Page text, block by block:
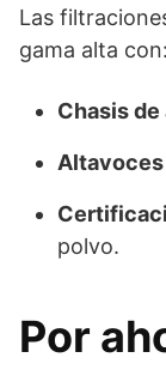
Las
gama alta con:
Chasis
polvo.
Por